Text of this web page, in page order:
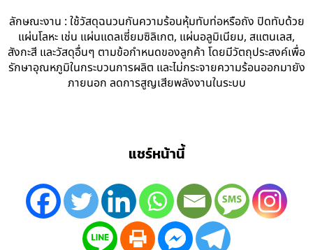
ลักษณะงาน : ใช้วัสดุฉนวนกันความร้อนหุ้มทับท่อหรือถัง ปิดทับด้วย
แผ่นโลหะ เช่น แผ่นแดลเซี่ยมซิลิเกต, แผ่นอลูมิเนียม, สแตนเลส,
สังกะสี และวัสดุอื่นๆ ตามข้อกำหนดของลูกค้า โดยมีวัตถุประสงค์เพื่อ
รักษาอุณหภูมิในกระบวนการผลิต และไม่กระจายความร้อนออกมายัง
ภายนอก ลดการสูญเสียพลังงานในระบบ
แชร์หน้านี้